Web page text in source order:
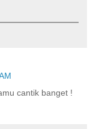
cantik banget !